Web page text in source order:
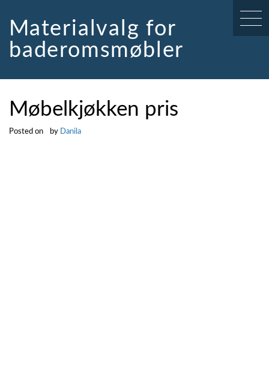
contentMaterialvalg for
baderomsmøbler
Møbelkjøkken pris
Posted on by Danila